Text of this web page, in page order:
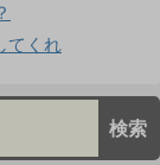
てくれ